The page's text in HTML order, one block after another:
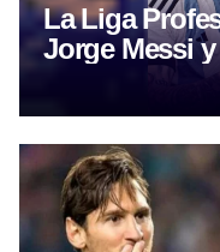
La Liga
Jorge Messi
tras la